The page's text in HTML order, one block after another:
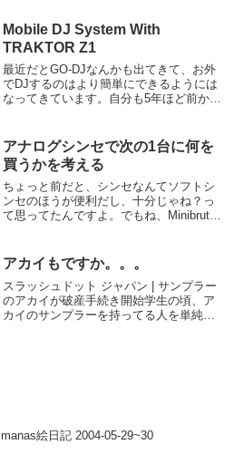
見えない何かに向かって...
Mobile DJ System With
TRAKTOR Z1
最近だとGO-DJなんかも出てきて、お外
でDJするのはより簡単にできるようには
なってきています。自分も5年ほど前から
お花見でDJす...
アナログシンセで次の1台に何を
買うかを考える
ちょっと前だと、シンセなんてソフトシ
ンセのほうが便利だし、十分じゃね？っ
て思ってたんですよ。でもね、Minibrute
じが気持ち良すぎて、ライブ用途にもう1
台ほど追加し...
アカイもですか。。。
スラッシュドット ジャパン | サンプラー
のアカイが破産手続き開始学生の頃、ア
カイのサンプラーを持ってる人を単純に
manas絵日記 2004-05-29~30